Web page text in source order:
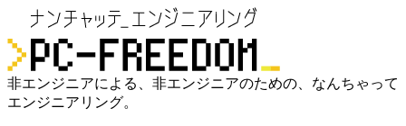
非エンジニアによる、非エンジニアのための、なんちゃって
エンジニアリング。